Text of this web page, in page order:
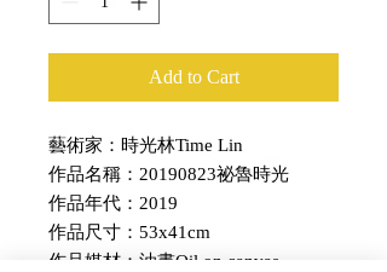
Add to Cart
藝術家：時光林Time Lin
作品名稱：20190823祕魯時光
作品年代：2019
作品尺寸：53x41cm
作品媒材：油畫Oil on canvas